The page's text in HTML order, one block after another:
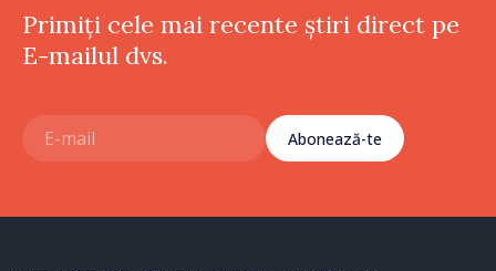
Primiți cele mai recente știri direct pe
E-mailul dvs.
Abonează-te